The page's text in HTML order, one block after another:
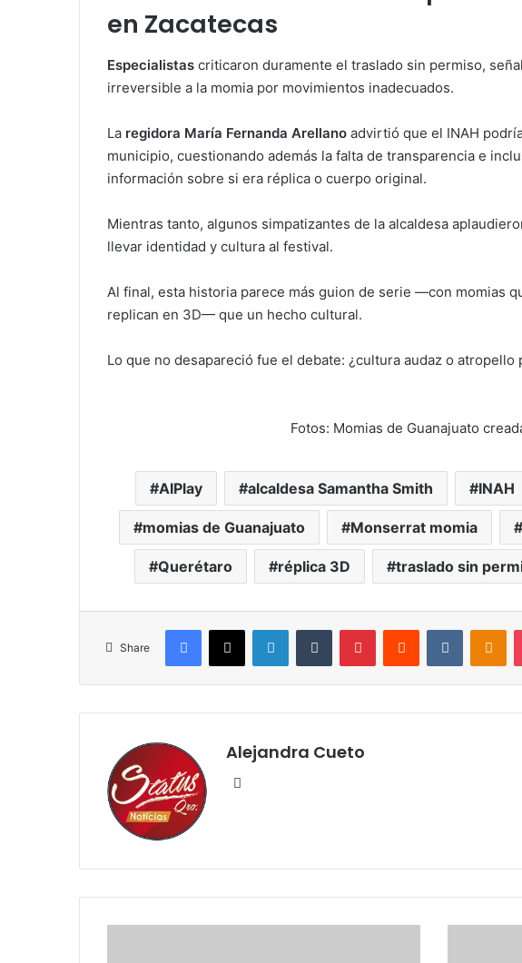
en Zacatecas
Especialistas criticaron duramente el traslado sin permiso,
irreversible a la momia por movimientos inadecuados.
La regidora María Fernanda Arellano advirtió que el INAH
municipio, cuestionando además la falta de transparencia e
información sobre si era réplica o cuerpo original.
Mientras tanto, algunos simpatizantes de la alcaldesa
llevar identidad y cultura al festival.
Al final, esta historia parece más guion de serie —con momias
replican en 3D— que un hecho cultural.
Lo que no desapareció fue el debate: ¿cultura audaz o atropello
Fotos: Momias de Guanajuato
AIPlay alcaldesa Samantha Smith INAH
momias de Guanajuato Monserrat momia
Querétaro réplica 3D traslado sin
Share
Facebook
X LinkedInTumblr PinterestReddit VKontakte
Alejandra Cueto